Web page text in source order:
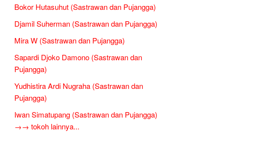
Bokor Hutasuhut (Sastrawan dan Pujangga)
Djamil Suherman (Sastrawan dan Pujangga)
Mira W (Sastrawan dan Pujangga)
Sapardi Djoko Damono (Sastrawan dan
Pujangga)
Yudhistira Ardi Nugraha (Sastrawan dan
Pujangga)
Iwan Simatupang (Sastrawan dan Pujangga)
→→ tokoh lainnya...